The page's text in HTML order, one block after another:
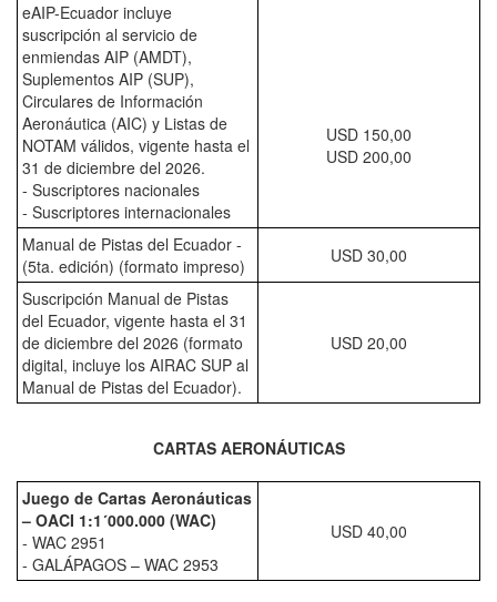
eAIP-Ecuador incluye
suscripción al servicio de
enmiendas AIP (AMDT),
Suplementos AIP (SUP),
Circulares de Información
Aeronáutica (AIC) y Listas de
NOTAM válidos, vigente hasta el
31 de diciembre del 2026.
- Suscriptores nacionales
- Suscriptores internacionales
USD 150,00
USD 200,00
Manual de Pistas del Ecuador -
(5ta. edición) (formato impreso)
USD 30,00
Suscripción Manual de Pistas
del Ecuador, vigente hasta el 31
de diciembre del 2026 (formato
digital, incluye los AIRAC SUP al
Manual de Pistas del Ecuador).
USD 20,00
CARTAS AERONÁUTICAS
Juego de Cartas Aeronáuticas
– OACI 1:1´000.000 (WAC)
- WAC 2951
- GALÁPAGOS – WAC 2953
USD 40,00